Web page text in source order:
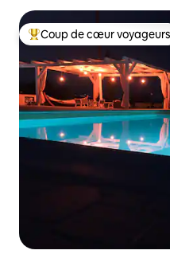
Coups de cœur voyageurs
Coup de cœur voyageurs